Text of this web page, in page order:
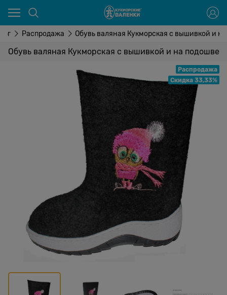
Распродажа Обувь валяная Кукморская с вышивкой и
Обувь валяная Кукморская с вышивкой и на подошве
Распродажа
Скидка 33,33%